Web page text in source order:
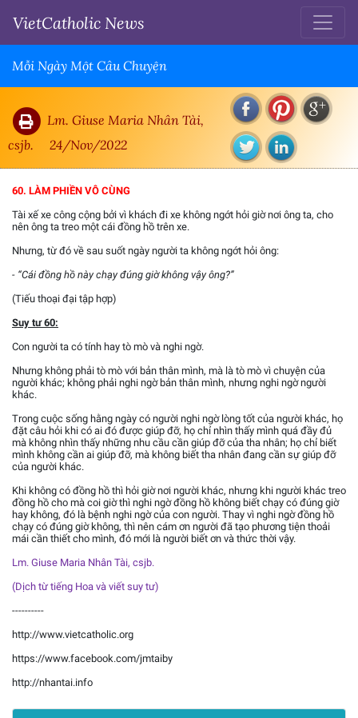
VietCatholic News
Mỗi Ngày Một Câu Chuyện
Lm. Giuse Maria Nhân Tài,
csjb.
24/Nov/2022
60. LÀM PHIỀN VÔ CÙNG
Tài xế xe công cộng bởi vì khách đi xe không ngớt hỏi giờ nơi ông ta, cho
nên ông ta treo một cái đồng hồ trên xe.
Nhưng, từ đó về sau suốt ngày người ta không ngớt hỏi ông:
- “Cái đồng hồ này chạy đúng giờ không vậy ông?”
(Tiếu thoại đại tập hợp)
Suy tư 60:
Con người ta có tính hay tò mò và nghi ngờ.
Nhưng không phải tò mò với bản thân mình, mà là tò mò vì chuyện của
người khác; không phải nghi ngờ bản thân mình, nhưng nghi ngờ người
khác.
Trong cuộc sống hằng ngày có người nghi ngờ lòng tốt của người khác, họ
đặt câu hỏi khi có ai đó được giúp đỡ, họ chỉ nhìn thấy mình quá đầy đủ
mà không nhìn thấy những nhu cầu cần giúp đỡ của tha nhân; họ chỉ biết
mình không cần ai giúp đỡ, mà không biết tha nhân đang cần sự giúp đỡ
của người khác.
Khi không có đồng hồ thì hỏi giờ nơi người khác, nhưng khi người khác treo
đồng hồ cho mà coi giờ thì nghi ngờ đồng hồ không biết chạy có đúng giờ
hay không, đó là bệnh nghi ngờ của con người. Thay vì nghi ngờ đồng hồ
chạy có đúng giờ không, thì nên cám ơn người đã tạo phương tiện thoải
mái cần thiết cho mình, đó mới là người biết ơn và thức thời vậy.
Lm. Giuse Maria Nhân Tài, csjb.
(Dịch từ tiếng Hoa và viết suy tư)
----------
http://www.vietcatholic.org
https://www.facebook.com/jmtaiby
http://nhantai.info